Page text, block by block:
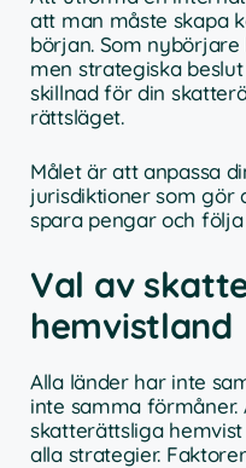
att man måste skapa
början. Som
men strategiska
skillnad för din
rättsläget.
Målet är att anpassa
jurisdiktioner som gör
spara pengar och
Val av
hemvistland
Alla länder har inte
inte samma förmåner.
skatterättsliga
alla strategier.